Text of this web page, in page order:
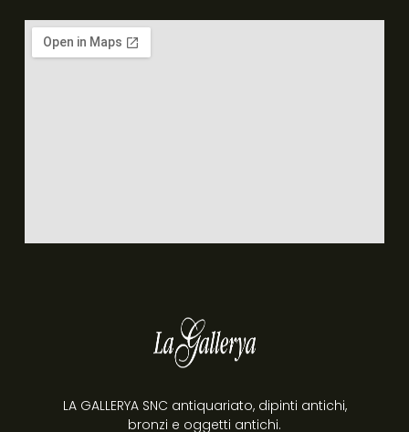
LA GALLERYA SNC antiquariato, dipinti antichi,
bronzi e oggetti antichi.